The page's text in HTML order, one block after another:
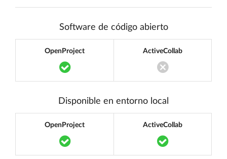
Software de código abierto
OpenProject
Translation missing:
ActiveCollab
Translation
Disponible en entorno local
OpenProject
Translation missing:
ActiveCollab